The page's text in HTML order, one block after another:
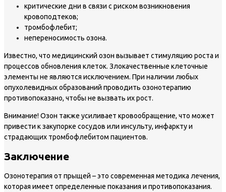
критические дни в связи с риском возникновения
кровоподтеков;
тромбофлебит;
непереносимость озона.
Известно, что медицинский озон вызывает стимуляцию роста и
процессов обновления клеток. Злокачественные клеточные
элементы не являются исключением. При наличии любых
опухолевидных образований проводить озонотерапию
противопоказано, чтобы не вызвать их рост.
Внимание!Озон также усиливает кровообращение, что может
привести к закупорке сосудов или инсульту, инфаркту и
страдающих тромбофлебитом пациентов.
Заключение
Озонотерапия от прыщей – это современная методика лечения,
которая имеет определенные показания и противопоказания.